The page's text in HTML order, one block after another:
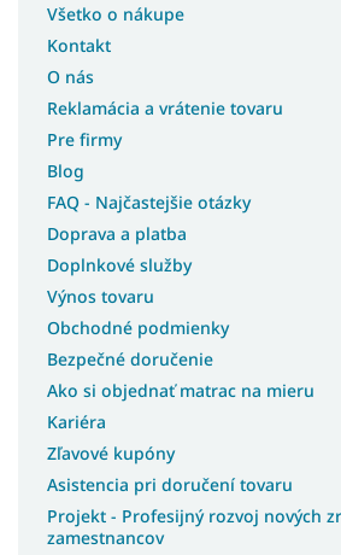
Všetko o nákupe
Kontakt
O nás
Reklamácia a vrátenie tovaru
Pre firmy
Blog
FAQ - Najčastejšie otázky
Doprava a platba
Doplnkové služby
Výnos tovaru
Obchodné podmienky
Bezpečné doručenie
Ako si objednať matrac na mieru
Kariéra
Zľavové kupóny
Asistencia pri doručení tovaru
Projekt - Profesijný rozvoj nových
zamestnancov